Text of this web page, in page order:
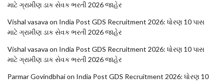
માટે ગ્રામીણ ડાક સેવક ભરતી 2026 જાહેર
Vishal vasava on India Post GDS Recruitment 2026: ધોરણ 10 પાસ
માટે ગ્રામીણ ડાક સેવક ભરતી 2026 જાહેર
Vishal vasava on India Post GDS Recruitment 2026: ધોરણ 10 પાસ
માટે ગ્રામીણ ડાક સેવક ભરતી 2026 જાહેર
Parmar Govindbhaion India Post GDS Recruitment 2026: ધોરણ 10